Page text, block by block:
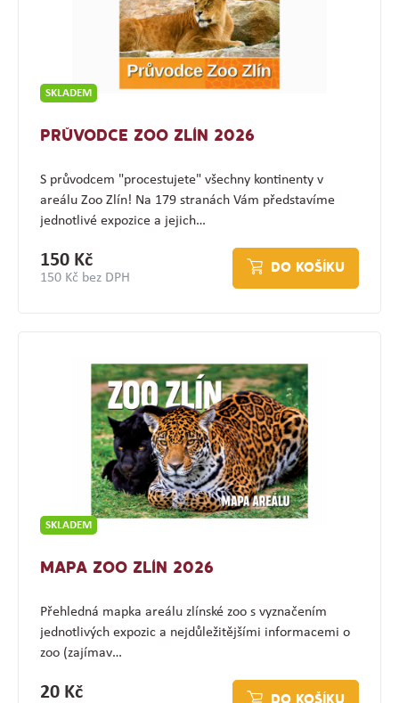
SKLADEM
PRŮVODCE ZOO ZLÍN 2026
S průvodcem "procestujete" všechny kontinenty v
areálu Zoo Zlín! Na 179 stranách Vám představíme
jednotlivé expozice a jejich…
150 Kč
150 Kč bez DPH
DO KOŠÍKU
SKLADEM
MAPA ZOO ZLÍN 2026
Přehledná mapka areálu zlínské zoo s vyznačením
jednotlivých expozic a nejdůležitějšími informacemi o
zoo (zajímav…
20 Kč